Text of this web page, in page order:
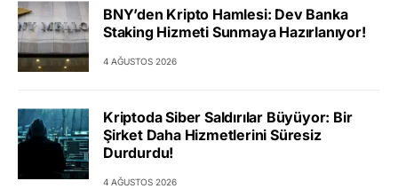
BNY’den Kripto Hamlesi: Dev Banka
Staking Hizmeti Sunmaya Hazırlanıyor!
4 AĞUSTOS 2026
Kriptoda Siber Saldırılar Büyüyor: Bir
Şirket Daha Hizmetlerini Süresiz
Durdurdu!
4 AĞUSTOS 2026